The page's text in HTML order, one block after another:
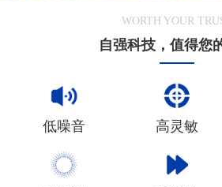
WORTH YOUR
自强科技，值得您
低噪音 高灵敏